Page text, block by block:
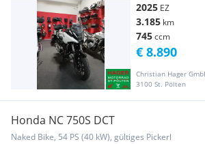
2025 EZ
3.185 km
745ccm
Christian Hager
3100 St. Pölten
€ 8.890
Honda NC 750S DCT
Naked Bike, 54 PS (40 kW), gültiges Pickerl